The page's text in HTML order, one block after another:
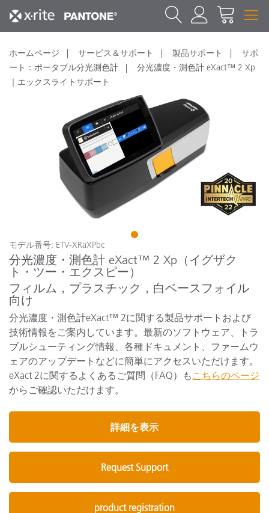
ホームページ サービス＆サポート 製品サポート
サポ
ート：ポータブル分光測色計
分光濃度・測色計 eXact™ 2 Xp
｜エックスライトサポート
1
モデル番号: ETV-XRaXPbc
分光濃度・測色計 eXact™ 2 Xp（イグザク
ト・ツー・エクスピー）
フィルム，プラスチック，白ベースフォイル
向け
分光濃度・測色計eXact™ 2に関する製品サポートおよび
技術情報をご案内しています。最新のソフトウェア、トラ
ブルシューティング情報、各種ドキュメント、ファームウ
ェアのアップデートなどに簡単にアクセスいただけます。
eXact 2に関するよくあるご質問（FAQ）も こちらのページ
からご確認いただけます。
詳細を表示
Request Support
product registration